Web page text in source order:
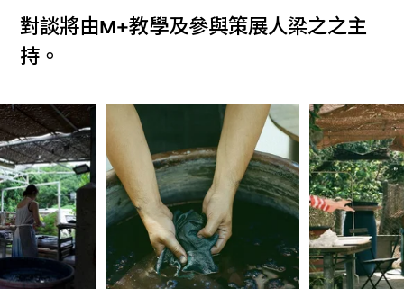
對談將由M+教學及參與策展人梁之之主
持。